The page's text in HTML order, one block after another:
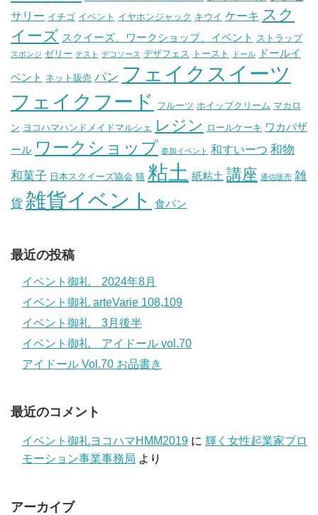
サリー イチゴ イベント イヤホンジャック キウイ ケーキ スク
イーズ スクイーズ、ワークショップ、イベント ストラップ
スポンジ ゼリー テスト デコソース デザフェス トースト ドール ドールイ
ベント ネット販売 パン フェイクスイーツ
フェイクフード フルーツ ホイップクリーム マカロ
ン ヨコハマハンドメイドマルシェ レジン ロールケーキ ワカバザ
ール ワークショップ 参加イベント 和すいーつ 和物
和菓子 日本スクイーズ協会 猫 粘土 紙粘土 講座 通信販売 雑
貨 雑貨イベント 食パン
最近の投稿
イベント御礼 2024年8月
イベント御礼 arteVarie 108,109
イベント御礼 3月後半
イベント御礼 アイドール vol.70
アイドール Vol.70 お品書き
最近のコメント
イベント御礼ヨコハマHMM2019 に 輝く女性起業家プロ
モーション事業事務局 より
アーカイブ